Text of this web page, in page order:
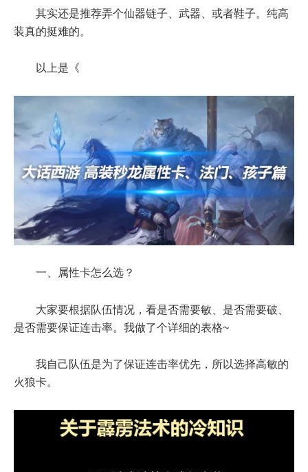
其实还是推荐弄个仙器链子、武器、或者鞋子。纯高
装真的挺难的。
以上是《
一、属性卡怎么选？
大家要根据队伍情况，看是否需要敏、是否需要破、
是否需要保证连击率。我做了个详细的表格~
我自己队伍是为了保证连击率优先，所以选择高敏的
火狼卡。